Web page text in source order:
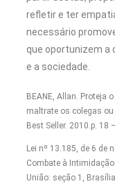
refletir e ter
necessário
que oportunizem a
e a sociedade.
BEANE, Allan. Proteja
maltrate os colegas
Best Seller. 2010.p. 18
Lei nº 13.185, de 6 de
Combate à
União: seção 1,